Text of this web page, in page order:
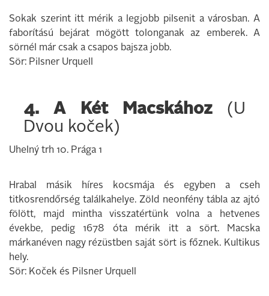
Sokak szerint itt mérik a legjobb pilsenit a városban. A
faborítású bejárat mögött tolonganak az emberek. A
sörnél már csak a csapos bajsza jobb.
Sör: Pilsner Urquell
4. A Két Macskához (U
Dvou koček)
Uhelný trh 10. Prága 1
Hrabal másik híres kocsmája és egyben a cseh
titkosrendőrség találkahelye. Zöld neonfény tábla az ajtó
fölött, majd mintha visszatértünk volna a hetvenes
évekbe, pedig 1678 óta mérik itt a sört. Macska
márkanéven nagy rézüstben saját sört is főznek. Kultikus
hely.
Sör: Koček és Pilsner Urquell